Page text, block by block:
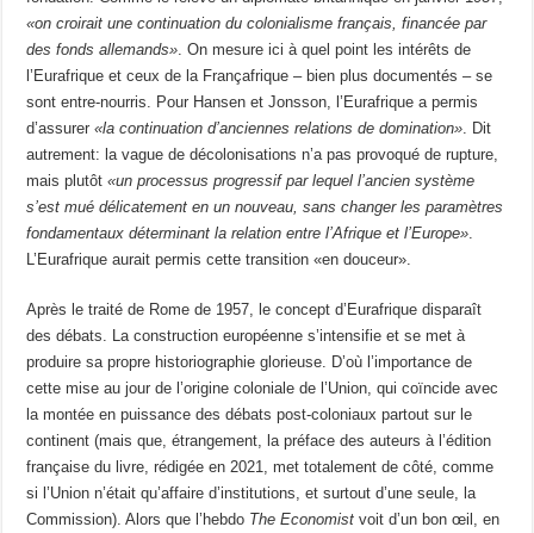
«on croirait une continuation du colonialisme français, financée par
des fonds allemands» . On mesure ici à quel point les intérêts de
l’Eurafrique et ceux de la Françafrique – bien plus documentés – se
sont entre-nourris. Pour Hansen et Jonsson, l’Eurafrique a permis
d’assurer«la continuation d’anciennes relations de domination» . Dit
autrement: la vague de décolonisations n’a pas provoqué de rupture,
mais plutôt«un processus progressif par lequel l’ancien système
s’est mué délicatement en un nouveau, sans changer les paramètres
fondamentaux déterminant la relation entre l’Afrique et l’Europe»
L’Eurafrique aurait permis cette transition «en douceur».
Après le traité de Rome de 1957, le concept d’Eurafrique disparaît
des débats. La construction européenne s’intensifie et se met à
produire sa propre historiographie glorieuse. D’où l’importance de
cette mise au jour de l’origine coloniale de l’Union, qui coïncide avec
la montée en puissance des débats post-coloniaux partout sur le
continent (mais que, étrangement, la préface des auteurs à l’édition
française du livre, rédigée en 2021, met totalement de côté, comme
si l’Union n’était qu’affaire d’institutions, et surtout d’une seule, la
Commission). Alors que l’hebdo The Economist voit d’un bon œil, en